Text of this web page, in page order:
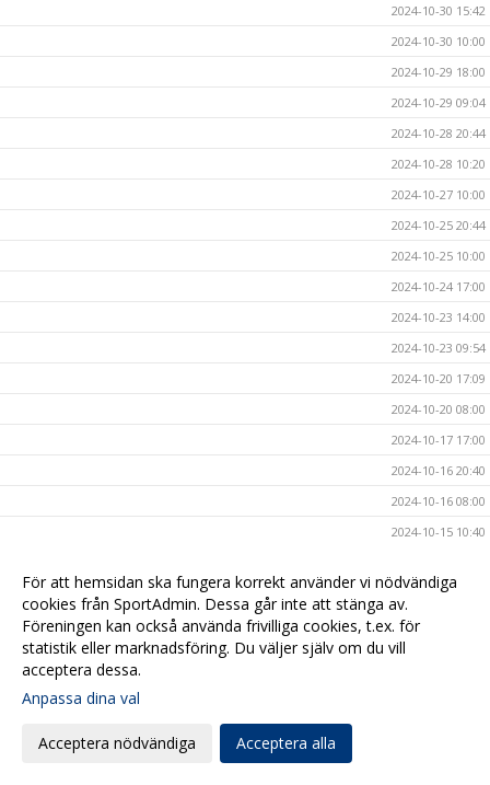
2024-10-30 15:42
2024-10-30 10:00
2024-10-29 18:00
2024-10-29 09:04
2024-10-28 20:44
2024-10-28 10:20
2024-10-27 10:00
2024-10-25 20:44
2024-10-25 10:00
2024-10-24 17:00
2024-10-23 14:00
2024-10-23 09:54
2024-10-20 17:09
2024-10-20 08:00
2024-10-17 17:00
2024-10-16 20:40
2024-10-16 08:00
2024-10-15 10:40
2024-10-13 19:00
2024-10-11 20:50
2024-10-11 12:00
För att hemsidan ska fungera korrekt använder vi nödvändiga
cookies från SportAdmin. Dessa går inte att stänga av.
Föreningen kan också använda frivilliga cookies, t.ex. för
statistik eller marknadsföring. Du väljer själv om du vill
acceptera dessa.
Anpassa dina val
Acceptera nödvändiga Acceptera alla